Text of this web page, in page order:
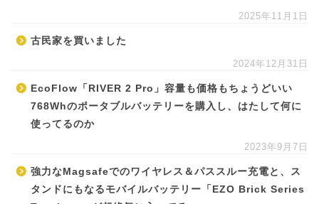
2025年11月1日
古民家を買いました
2024年12月31日
EcoFlow「RIVER 2 Pro」容量も価格もちょうどいい
768Whのポータブルバッテリーを購入し、はたして何に
使ってるのか
2023年9月7日
強力なMagsafeでのワイヤレス＆パススルー充電と、ス
タンドにもなるモバイルバッテリー「EZO Brick Series